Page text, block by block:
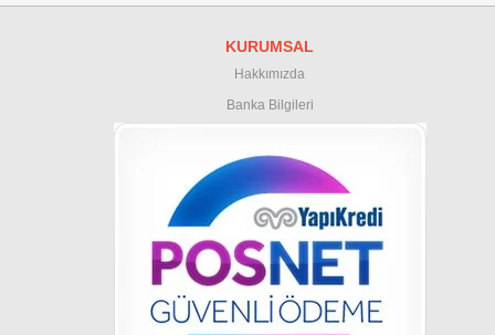
KURUMSAL
Hakkımızda
Banka Bilgileri